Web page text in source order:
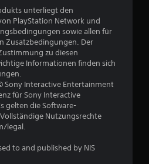
n
e
n
unterliegt den
PlayStation Network und
sowie allen für
Zusatzbedingungen. Der
zu diesen
Informationen finden sich
Interactive Entertainment
für Sony Interactive
gelten die Software-
Nutzungsrechte
legal.
to and published by NIS